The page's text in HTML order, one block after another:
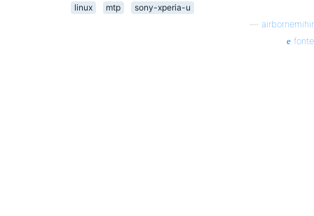
linux mtp
sony-xperia-u
airbornemihir
fonte